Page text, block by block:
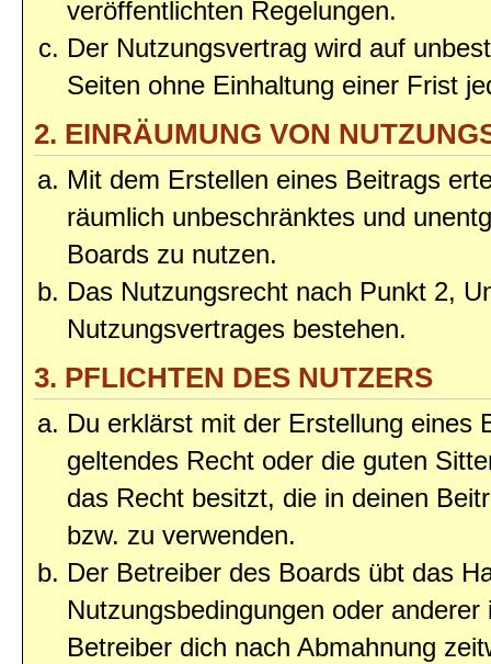
veröffentlichten Regelungen.
Der Nutzungsvertrag wird auf
Seiten ohne Einhaltung einer Frist
2. EINRÄUMUNG VON
Mit dem Erstellen eines Beitrags
räumlich unbeschränktes und
Boards zu nutzen.
Das Nutzungsrecht nach Punkt 2,
Nutzungsvertrages bestehen.
3. PFLICHTEN DES NUTZERS
Du erklärst mit der Erstellung eines
geltendes Recht oder die guten
das Recht besitzt, die in deinen
bzw. zu verwenden.
Der Betreiber des Boards übt das
Nutzungsbedingungen oder
Betreiber dich nach Abmahnung